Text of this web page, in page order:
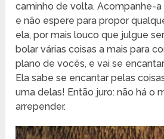
caminho de volta. Acompanhe-a
e não espere para propor
ela, por mais louco que julgue
bolar várias coisas a mais para
plano de vocês, e vai se
Ela sabe se encantar pelas
uma delas! Então juro: não há o
arrepender.